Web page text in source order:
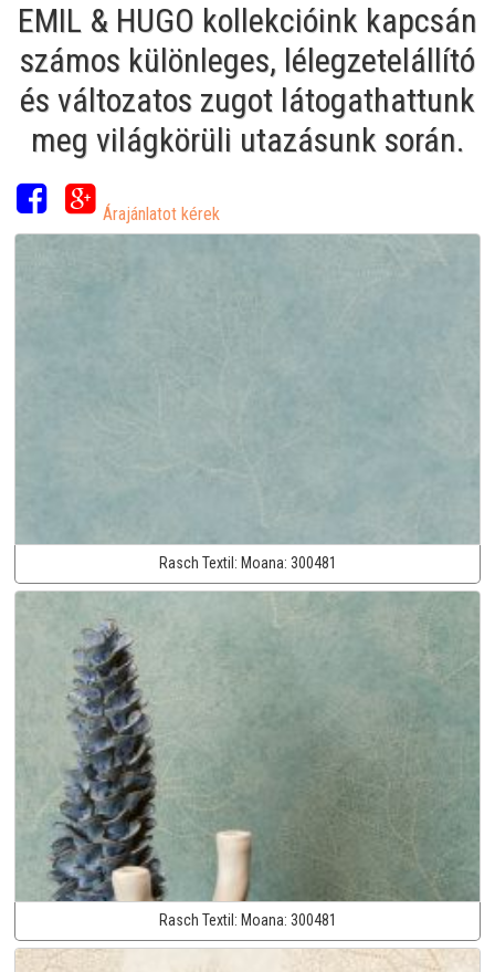
EMIL & HUGO kollekcióink kapcsán
számos különleges, lélegzetelállító
és változatos zugot látogathattunk
meg világkörüli utazásunk során.
Árajánlatot kérek
Rasch Textil: Moana: 300481
Rasch Textil: Moana: 300481